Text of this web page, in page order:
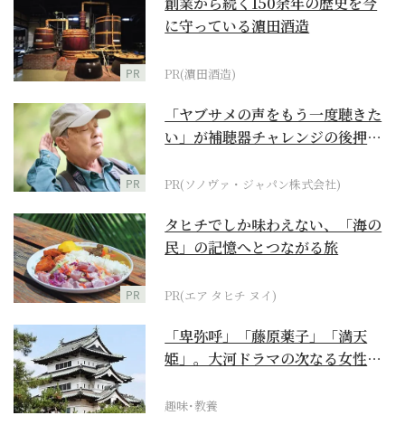
PR
に守っている濵田酒造
PR(濵田酒造)
PR
「ヤブサメの声をもう一度聴きた
い」が補聴器チャレンジの後押し
PR(ソノヴァ・ジャパン株式会社)
PR
タヒチでしか味わえない、「海の
民」の記憶へとつながる旅
PR(エア タヒチ ヌイ)
「卑弥呼」「藤原薬子」「満天
姫」。大河ドラマの次なる女性主
趣味･教養